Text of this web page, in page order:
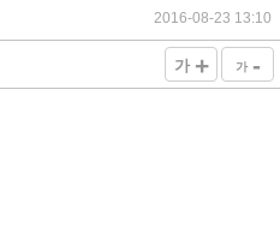
2016-08-23 13:10
가 + 가 -